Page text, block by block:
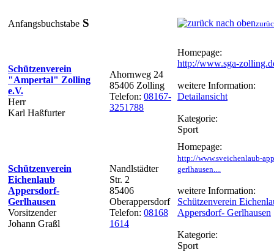
Anfangsbuchstabe S
Schützenverein
"Ampertal" Zolling
e.V.
Herr
Karl Haßfurter
Ahornweg 24
85406 Zolling
Telefon: 08167-
3251788
Homepage:
http://www.sga-
weitere Information:
Detailansicht
Kategorie:
Sport
Schützenverein
Eichenlaub
Appersdorf-
Gerlhausen
Vorsitzender
Johann Graßl
Nandlstädter
Str. 2
85406
Oberappersdorf
Telefon: 08168
1614
Homepage:
http://www.sveichenlaub-
gerlhausen....
weitere Information:
Schützenverein
Appersdorf- Gerlhausen
Kategorie:
Sport